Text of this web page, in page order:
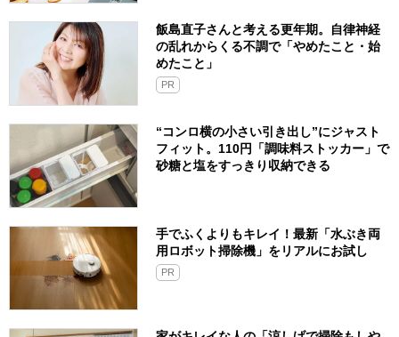
飯島直子さんと考える更年期。自律神経
の乱れからくる不調で「やめたこと・始
めたこと」
PR
“コンロ横の小さい引き出し”にジャスト
フィット。110円「調味料ストッカー」で
砂糖と塩をすっきり収納できる
手でふくよりもキレイ！最新「水ぶき両
用ロボット掃除機」をリアルにお試し
PR